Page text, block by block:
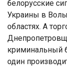
белорусские
Украины в
областях. А
криминальный
один